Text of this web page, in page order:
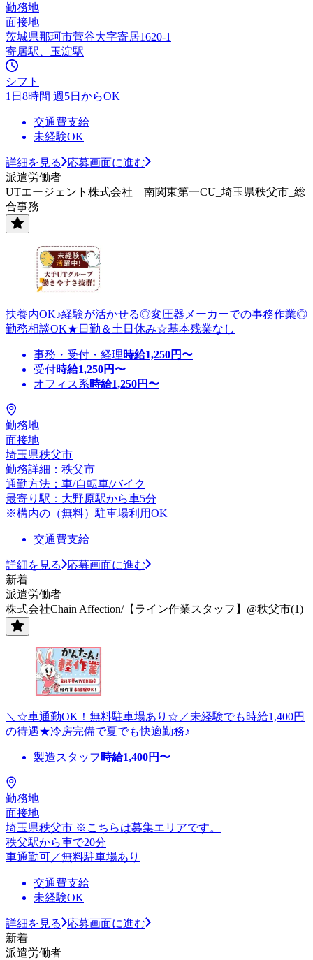
勤務地
面接地
茨城県那珂市菅谷大字寄居1620-1
寄居駅、玉淀駅
シフト
1日8時間 週5日からOK
交通費支給
未経験OK
詳細を見る
応募画面に進む
派遣労働者
UTエージェント株式会社 南関東第一CU_埼玉県秩父市_総
合事務
扶養内OK♪経験が活かせる◎変圧器メーカーでの事務作業◎
勤務相談OK★日勤＆土日休み☆基本残業なし
事務・受付・経理時給1,250円〜
受付時給1,250円〜
オフィス系時給1,250円〜
勤務地
面接地
埼玉県秩父市
勤務詳細：秩父市
通勤方法：車/自転車/バイク
最寄り駅：大野原駅から車5分
※構内の（無料）駐車場利用OK
交通費支給
詳細を見る
応募画面に進む
新着
派遣労働者
株式会社Chain Affection/【ライン作業スタッフ】@秩父市(1)
＼☆車通勤OK！無料駐車場あり☆／未経験でも時給1,400円
の待遇★冷房完備で夏でも快適勤務♪
製造スタッフ 時給1,400円〜
勤務地
面接地
埼玉県秩父市 ※こちらは募集エリアです。
秩父駅から車で20分
車通勤可／無料駐車場あり
交通費支給
未経験OK
詳細を見る
応募画面に進む
新着
派遣労働者